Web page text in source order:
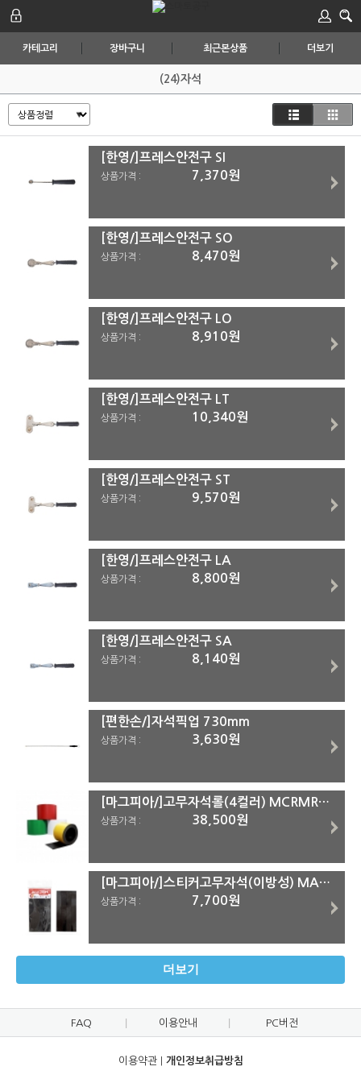
카테고리 장바구니 최근본상품 더보기
(24)자석
[한영/]프레스안전구 SI
상품가격 : 7,370원
[한영/]프레스안전구 SO
상품가격 : 8,470원
[한영/]프레스안전구 LO
상품가격 : 8,910원
[한영/]프레스안전구 LT
상품가격 : 10,340원
[한영/]프레스안전구 ST
상품가격 : 9,570원
[한영/]프레스안전구 LA
상품가격 : 8,800원
[한영/]프레스안전구 SA
상품가격 : 8,140원
[편한손/]자석픽업 730mm
상품가격 : 3,630원
[마그피아/]고무자석롤(4컬러) MCRMR-08-01 시리즈
상품가격 : 38,500원
[마그피아/]스티커고무자석(이방성) MARM-003 (100x200x3.0) (4pcs)
상품가격 : 7,700원
더보기
FAQ 이용안내 PC버전
이용약관| 개인정보취급방침